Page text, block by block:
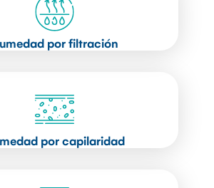
por filtración
por capilaridad